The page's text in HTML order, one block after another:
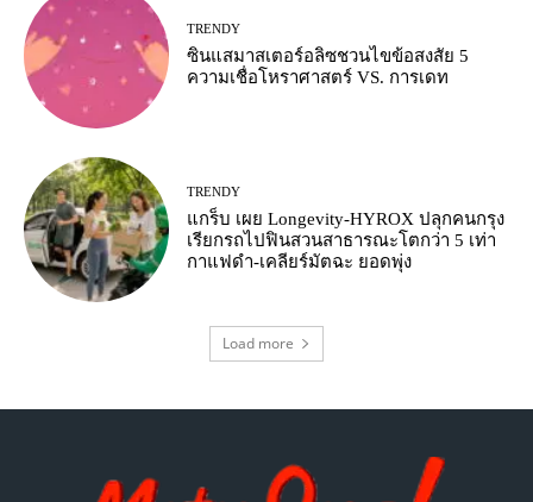
TRENDY
ซินแสมาสเตอร์อลิซชวนไขข้อสงสัย 5
ความเชื่อโหราศาสตร์ VS. การเดท
TRENDY
แกร็บ เผย Longevity-HYROX ปลุกคนกรุง
เรียกรถไปฟินสวนสาธารณะโตกว่า 5 เท่า
กาแฟดำ-เคลียร์มัตฉะ ยอดพุ่ง
Load more